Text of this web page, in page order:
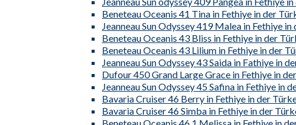
Beneteau Oceanis 41 Tina in Fethiye in der
Jeanneau Sun Odyssey 419 Malea in Fethiye
Beneteau Oceanis 43 Bliss in Fethiye in der
Beneteau Oceanis 43 Lilium in Fethiye in der
Jeanneau Sun Odyssey 43 Saida in Fathiye in
Dufour 450 Grand Large Grace in Fethiye in
Jeanneau Sun Odyssey 45 Safina in Fethiye in
Bavaria Cruiser 46 Berry in Fethiye in der
Bavaria Cruiser 46 Simba in Fethiye in der